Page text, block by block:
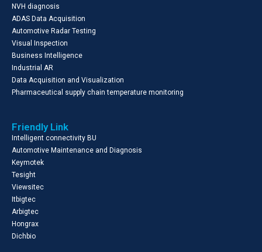
NVH diagnosis
ADAS Data Acquisition
Automotive Radar Testing
Visual Inspection
Business Intelligence
Industrial AR
Data Acquisition and Visualization
Pharmaceutical supply chain temperature monitoring
Friendly Link
Intelligent connectivity BU
Automotive Maintenance and Diagnosis
Keymotek
Tesight
Viewsitec
Itbigtec
Arbigtec
Hongrax
Dichbio